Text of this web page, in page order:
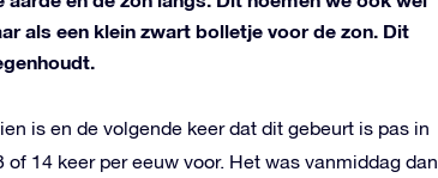
als een klein zwart bolletje voor de zon. Dit
is en de volgende keer dat dit gebeurt is pas in
14 keer per eeuw voor. Het was vanmiddag dan